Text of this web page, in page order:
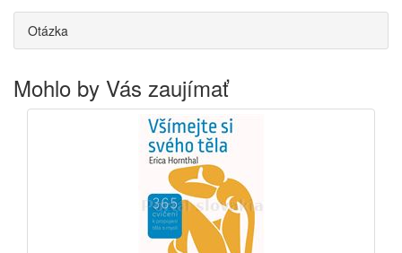
Otázka
Mohlo by Vás zaujímať